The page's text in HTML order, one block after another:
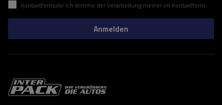
Kontaktformular Ich stimme der Verarbeitung meiner im Kontaktformular enthaltenen personenbezogenen Daten gemäß der Verordnung (EU) des Europäischen Parlaments und des Rates zu.
Anmelden